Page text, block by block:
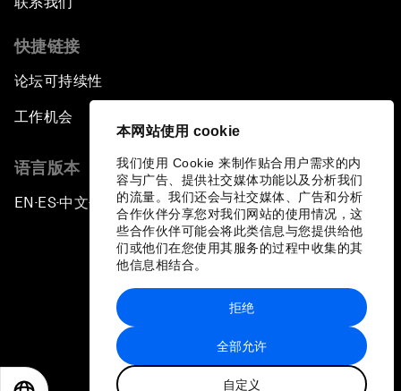
本网站使用 cookie
我们使用 Cookie 来制作贴合用户需求的内
容与广告、提供社交媒体功能以及分析我们
的流量。我们还会与社交媒体、广告和分析
合作伙伴分享您对我们网站的使用情况，这
些合作伙伴可能会将此类信息与您提供给他
们或他们在您使用其服务的过程中收集的其
他信息相结合。
全部允许
自定义
拒绝
快捷链接
论坛可持续性
工作机会
语言版本
EN ▪ ES▪中文▪ 日本語
站点地图